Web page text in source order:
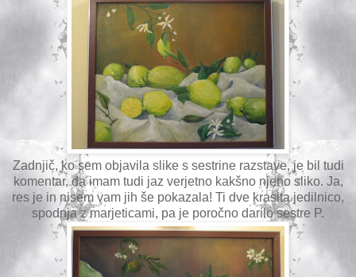
Zadnjič, ko sem objavila slike s sestrine razstave, je bil tudi
komentar, da imam tudi jaz verjetno kakšno njeno sliko. Ja,
res je in nisem vam jih še pokazala! Ti dve krasita jedilnico,
spodnja z marjeticami, pa je poročno darilo sestre P.